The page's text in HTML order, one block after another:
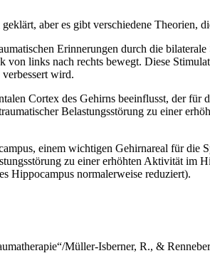
aber es gibt verschiedene Theorien,
Erinnerungen durch die
links nach rechts bewegt. Diese
wird.
Cortex des Gehirns beeinflusst, der
Belastungsstörung zu einer
einem wichtigen Gehirnareal für die
zu einer erhöhten Aktivität im
Hippocampus normalerweise reduziert).
Müller-Isberner, R., &